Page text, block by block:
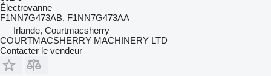
Électrovanne
F1NN7G473AB, F1NN7G473AA
Irlande, Courtmacsherry
COURTMACSHERRY MACHINERY LTD
Contacter le vendeur